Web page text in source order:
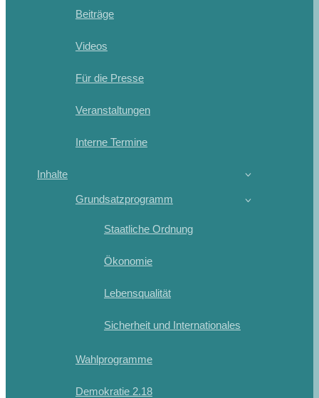
Beiträge
Videos
Für die Presse
Veranstaltungen
Interne Termine
Inhalte
Grundsatzprogramm
Staatliche Ordnung
Ökonomie
Lebensqualität
Sicherheit und Internationales
Wahlprogramme
Demokratie 2.18